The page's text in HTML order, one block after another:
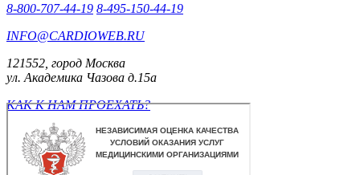
8-800-707-44-19 8-495-150-44-19
INFO@CARDIOWEB.RU
121552, город Москва
ул. Академика Чазова д.15а
КАК К НАМ ПРОЕХАТЬ?